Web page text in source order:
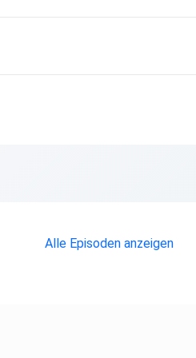
Alle Episoden anzeigen